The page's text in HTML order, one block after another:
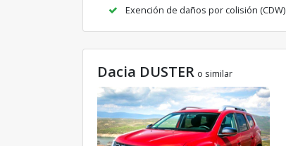
Exención de daños por colisión (CDW)
Dacia DUSTER o similar